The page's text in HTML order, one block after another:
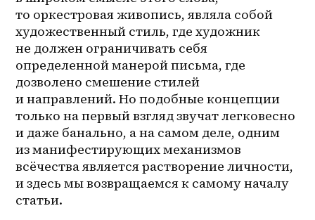
то оркестровая живопись, являла собой
художественный стиль, где художник
не должен ограничивать себя
определенной манерой письма, где
дозволено смешение стилей
и направлений. Но подобные концепции
только на первый взгляд звучат легковесно
и даже банально, а на самом деле, одним
из манифестирующих механизмов
всёчества является растворение личности,
и здесь мы возвращаемся к самому началу
статьи.